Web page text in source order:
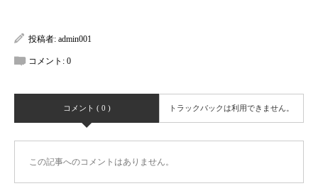
投稿者: admin001
コメント: 0
コメント ( 0 ) トラックバックは利用できません。
この記事へのコメントはありません。